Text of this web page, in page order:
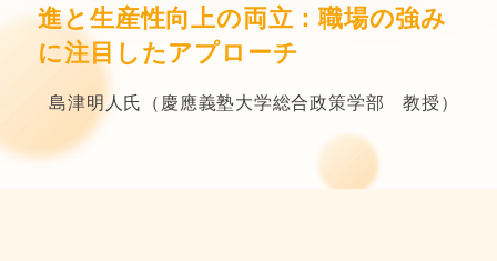
進と生産性向上の両立：職場の強み
に注目したアプローチ
島津明人氏（慶應義塾大学総合政策学部 教授）